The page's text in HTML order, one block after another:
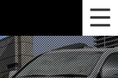
ニュース